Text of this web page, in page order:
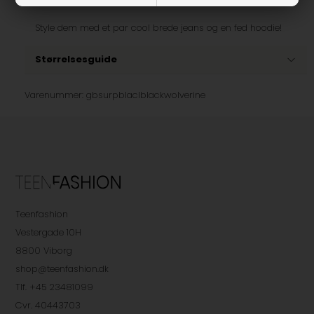
Style dem med et par cool brede jeans og en fed hoodie!
Størrelsesguide
Varenummer: gbsurpblaclblackwolverine
Teenfashion
Vestergade 10H
8800 Viborg
shop@teenfashion.dk
Tlf. +45 23481099
Cvr. 40443703